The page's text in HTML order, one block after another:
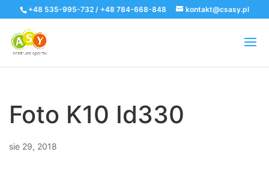
+48 535-995-732 / +48 784-668-848 kontakt@csasy.pl
Foto K10 Id330
sie 29, 2018